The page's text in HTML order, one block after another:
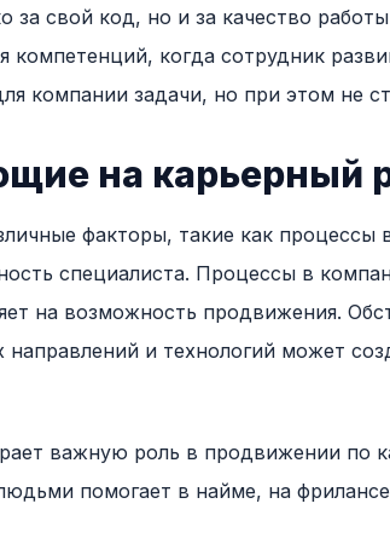
за свой код, но и за качество
компетенций, когда сотрудник
компании задачи, но при этом не
на карьерный
факторы, такие как процессы
специалиста. Процессы в
на возможность продвижения.
и технологий может
важную роль в продвижении по
помогает в найме, на